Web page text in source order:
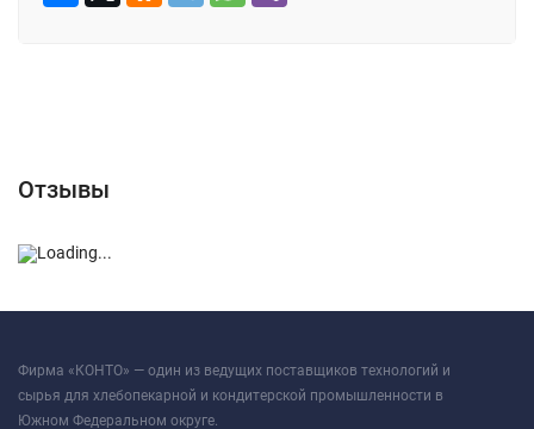
Отзывы
Фирма «КОНТО» — один из ведущих поставщиков технологий и
сырья для хлебопекарной и кондитерской промышленности в
Южном Федеральном округе.